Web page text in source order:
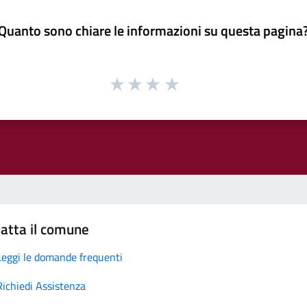
sono chiare le informazioni su questa
il comune
le domande frequenti
Assistenza